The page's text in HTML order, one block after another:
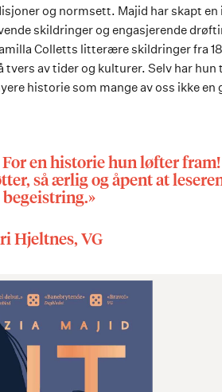
og normsett. Majid har skapt
skildringer og engasjerende
Colletts litterære skildringer fra
tvers av tider og kulturer. Selv har
historie som mange av oss ikke en
en historie hun løfter
så ærlig og åpent at
begeistring.»
Hjeltnes, VG